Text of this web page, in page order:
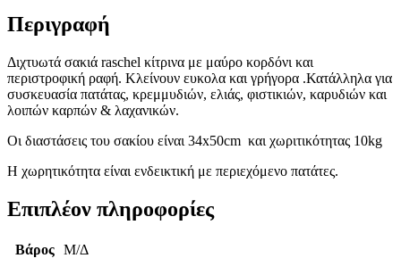
Περιγραφή
Διχτυωτά σακιά raschel κίτρινα με μαύρο κορδόνι και
περιστροφική ραφή. Κλείνουν ευκολα και γρήγορα .Κατάλληλα για
συσκευασία πατάτας, κρεμμυδιών, ελιάς, φιστικιών, καρυδιών και
λοιπών καρπών & λαχανικών.
Οι διαστάσεις του σακίου είναι 34x50cm και χωριτικότητας 10kg
Η χωρητικότητα είναι ενδεικτική με περιεχόμενο πατάτες.
Επιπλέον πληροφορίες
Βάρος Μ/Δ